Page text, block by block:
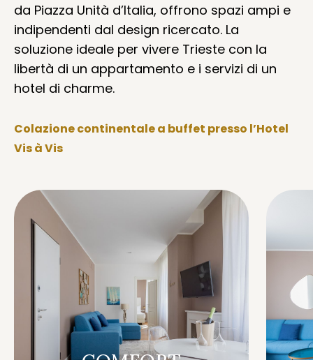
da Piazza Unità d’Italia, offrono spazi ampi e
indipendenti dal design ricercato. La
soluzione ideale per vivere Trieste con la
libertà di un appartamento e i servizi di un
hotel di charme.
Colazione continentale a buffet presso l’Hotel
Vis à Vis